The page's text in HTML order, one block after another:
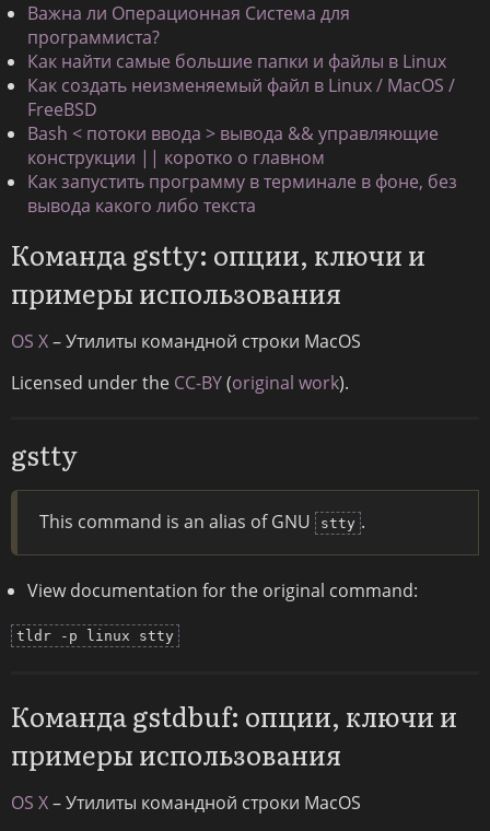
Важна ли Операционная Система для
программиста?
Как найти самые большие папки и файлы в Linux
Как создать неизменяемый файл в Linux / MacOS /
FreeBSD
Bash < потоки ввода > вывода && управляющие
конструкции || коротко о главном
Как запустить программу в терминале в фоне, без
вывода какого либо текста
Команда gstty: опции, ключи и
примеры использования
OS X– Утилиты командной строки MacOS
Licensed under the CC-BY(original work).
gstty
This command is an alias of GNU stty .
View documentation for the original command:
tldr -p linux stty
Команда gstdbuf: опции, ключи и
примеры использования
OS X– Утилиты командной строки MacOS